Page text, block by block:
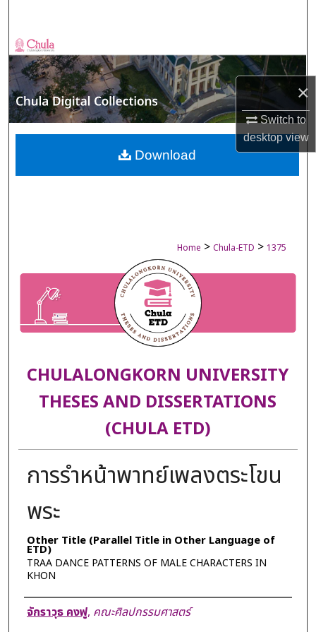
×
Switch to
desktopview
Browse Collections
My Account
About
Digital Commons Network™
Home > Chula-ETD > 1375
CHULALONGKORN UNIVERSITY
THESES AND DISSERTATIONS
(CHULA ETD)
การรำหน้าพาทย์เพลงตระโขน
พระ
Other Title (Parallel Title in Other Language of
ETD)
TRAA DANCE PATTERNS OF MALE CHARACTERS IN
KHON
Author
จักราวุธ คงฟู, คณะศิลปกรรมศาสตร์
Download